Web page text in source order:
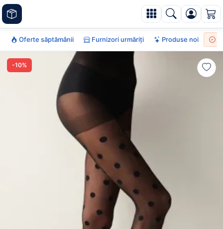
Oferte săptămânii Furnizori urmăriți Produse noi
-10%